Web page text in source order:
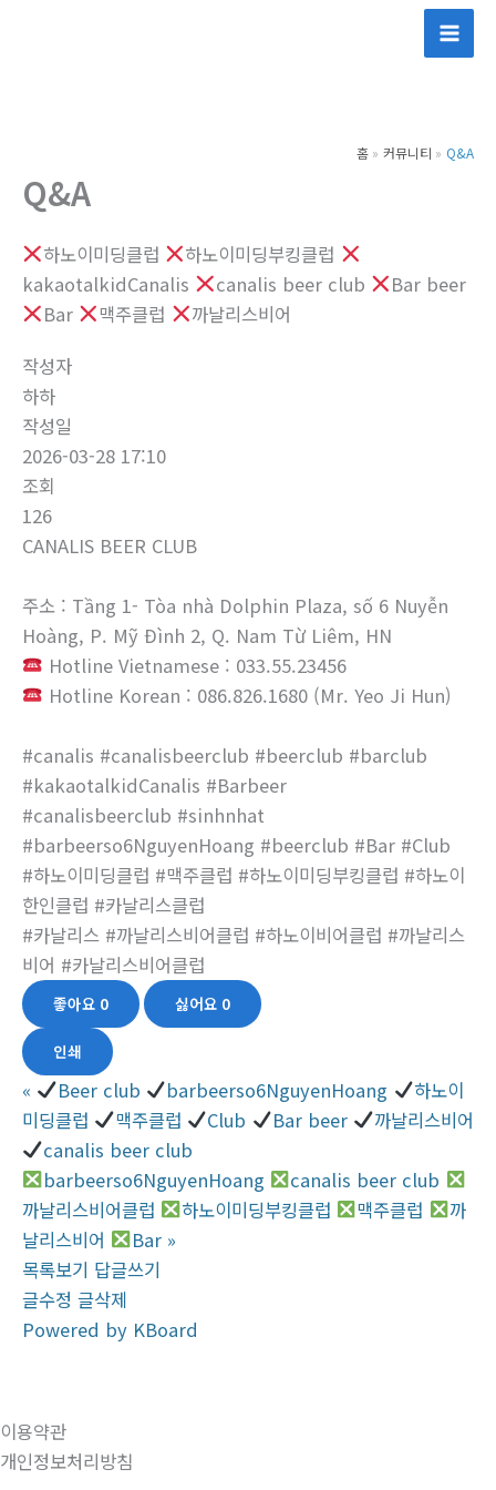
홈 커뮤니티 Q&A
Q&A
하노이미딩클럽
하노이미딩부킹클럽
kakaotalkidCanalis
canalis beer club
Bar beer
Bar
맥주클럽
까날리스비어
작성자
하하
작성일
2026-03-28 17:10
조회
126
CANALIS BEER CLUB
주소 : Tầng 1- Tòa nhà Dolphin Plaza, số 6 Nuyễn
Hoàng, P. Mỹ Đình 2, Q. Nam Từ Liêm, HN
Hotline Vietnamese : 033.55.23456
Hotline Korean : 086.826.1680 (Mr. Yeo Ji Hun)
#canalis #canalisbeerclub #beerclub #barclub
#kakaotalkidCanalis #Barbeer
#canalisbeerclub #sinhnhat
#barbeerso6NguyenHoang #beerclub #Bar #Club
#하노이미딩클럽 #맥주클럽 #하노이미딩부킹클럽 #하노이
한인클럽 #카날리스클럽
#카날리스 #까날리스비어클럽 #하노이비어클럽 #까날리스
비어 #카날리스비어클럽
좋아요 0 싫어요 0
인쇄
« Beer club barbeerso6NguyenHoang
하노이
미딩클럽
맥주클럽 Club Bar beer
까날리스비어
canalis beer club
barbeerso6NguyenHoang
canalis beer club
까날리스비어클럽
하노이미딩부킹클럽 맥주클럽
까
날리스비어
Bar »
목록보기 답글쓰기
글수정 글삭제
Powered by KBoard
이용약관
개인정보처리방침